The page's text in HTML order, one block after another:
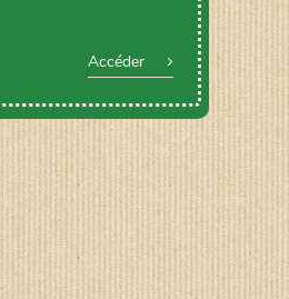
Accéder